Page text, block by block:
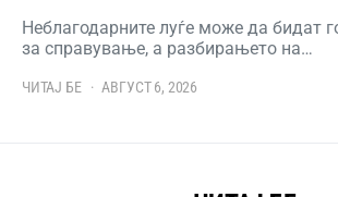
Неблагодарните луѓе може да бидат
за справување, а разбирањето на…
ЧИТАЈ БЕ АВГУСТ 6, 2026